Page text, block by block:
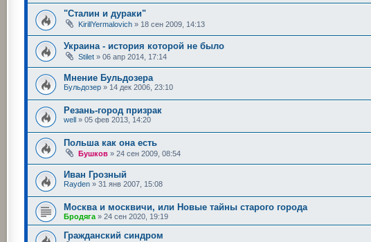
"Сталин и дураки"
KirillYermalovich » 18 сен 2009, 14:13
Украина - история которой не было
Stilet » 06 апр 2014, 17:14
Мнение Бульдозера
Бульдозер » 14 дек 2006, 23:10
Резань-город призрак
well » 05 фев 2013, 14:20
Польша как она есть
Бушков » 24 сен 2009, 08:54
Иван Грозный
Rayden » 31 янв 2007, 15:08
Москва и москвичи, или Новые тайны старого города
Бродяга » 24 сен 2020, 19:19
Гражданский синдром